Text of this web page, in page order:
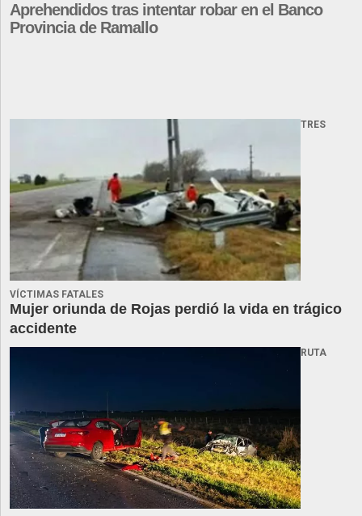
Aprehendidos tras intentar robar en el Banco
Provincia de Ramallo
TRES
VÍCTIMAS FATALES
Mujer oriunda de Rojas perdió la vida en trágico
accidente
RUTA